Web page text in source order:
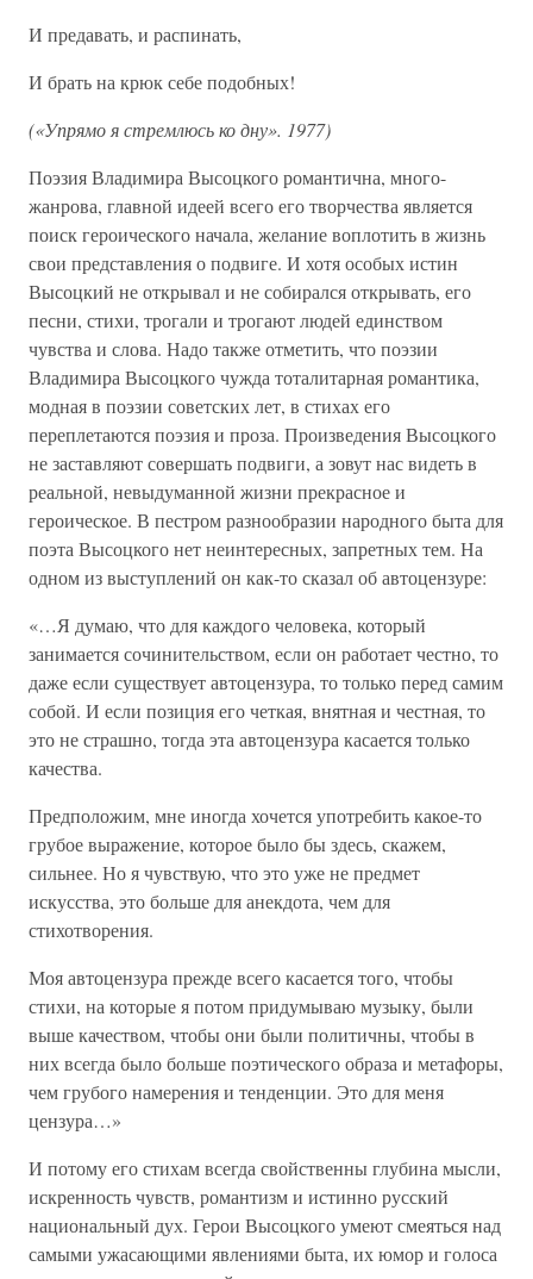
И предавать, и распинать,
И брать на крюк себе подобных!
(«Упрямо я стремлюсь ко дну». 1977)
Поэзия Владимира Высоцкого романтична, много-
жанрова, главной идеей всего его творчества является
поиск героического начала, желание воплотить в жизнь
свои представления о подвиге. И хотя особых истин
Высоцкий не открывал и не собирался открывать, его
песни, стихи, трогали и трогают людей единством
чувства и слова. Надо также отметить, что поэзии
Владимира Высоцкого чужда тоталитарная романтика,
модная в поэзии советских лет, в стихах его
переплетаются поэзия и проза. Произведения Высоцкого
не заставляют совершать подвиги, а зовут нас видеть в
реальной, невыдуманной жизни прекрасное и
героическое. В пестром разнообразии народного быта для
поэта Высоцкого нет неинтересных, запретных тем. На
одном из выступлений он как-то сказал об автоцензуре:
«…Я думаю, что для каждого человека, который
занимается сочинительством, если он работает честно, то
даже если существует автоцензура, то только перед самим
собой. И если позиция его четкая, внятная и честная, то
это не страшно, тогда эта автоцензура касается только
качества.
Предположим, мне иногда хочется употребить какое-то
грубое выражение, которое было бы здесь, скажем,
сильнее. Но я чувствую, что это уже не предмет
искусства, это больше для анекдота, чем для
стихотворения.
Моя автоцензура прежде всего касается того, чтобы
стихи, на которые я потом придумываю музыку, были
выше качеством, чтобы они были политичны, чтобы в
них всегда было больше поэтического образа и метафоры,
чем грубого намерения и тенденции. Это для меня
цензура…»
И потому его стихам всегда свойственны глубина мысли,
искренность чувств, романтизм и истинно русский
национальный дух. Герои Высоцкого умеют смеяться над
самыми ужасающими явлениями быта, их юмор и голоса